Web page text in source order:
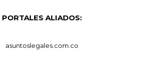
PORTALES ALIADOS:
asuntoslegales.com.co